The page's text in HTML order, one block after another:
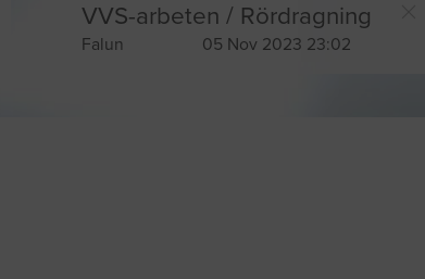
VVS-arbeten / Rördragning
Falun 05 Nov 2023 23:02